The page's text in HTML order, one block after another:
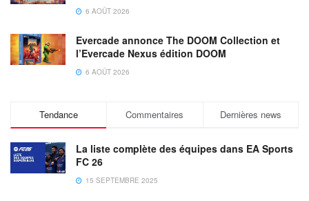
6 AOÛT 2026
Evercade annonce The DOOM Collection et
l’Evercade Nexus édition DOOM
6 AOÛT 2026
Tendance Commentaires Dernières news
La liste complète des équipes dans EA Sports
FC 26
15 SEPTEMBRE 2025